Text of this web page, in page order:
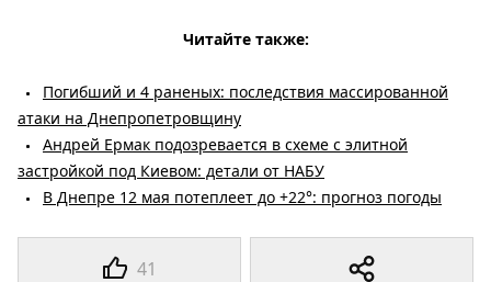
41
Читайте также:
Погибший и 4 раненых: последствия массированной
атаки на Днепропетровщину
Андрей Ермак подозревается в схеме с элитной
застройкой под Киевом: детали от НАБУ
В Днепре 12 мая потеплеет до +22°: прогноз погоды